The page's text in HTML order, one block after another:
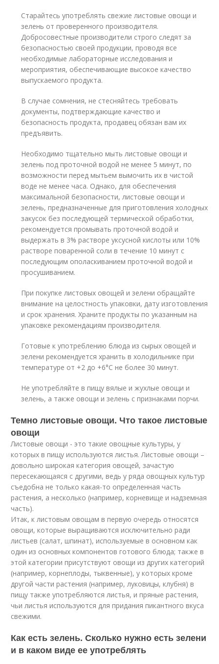
Старайтесь употреблять свежие листовые овощи и
зелень от проверенного производителя.
Добросовестные производители строго следят за
безопасностью своей продукции, проводя все
необходимые лабораторные исследования и
мероприятия, обеспечивающие высокое качество
выпускаемого продукта.
В случае сомнения, не стесняйтесь требовать
документы, подтверждающие качество и
безопасность продукта, продавец обязан вам их
предъявить.
Необходимо тщательно мыть листовые овощи и
зелень под проточной водой не менее 5 минут, по
возможности перед мытьем вымочить их в чистой
воде не менее часа. Однако, для обеспечения
максимальной безопасности, листовые овощи и
зелень, предназначенные для приготовления холодных
закусок без последующей термической обработки,
рекомендуется промывать проточной водой и
выдержать в 3% растворе уксусной кислоты или 10%
растворе поваренной соли в течение 10 минут с
последующим ополаскиванием проточной водой и
просушиванием.
При покупке листовых овощей и зелени обращайте
внимание на целостность упаковки, дату изготовления
и срок хранения. Храните продукты по указанным на
упаковке рекомендациям производителя.
Готовые к употреблению блюда из сырых овощей и
зелени рекомендуется хранить в холодильнике при
температуре от +2 до +6°С не более 30 минут.
Не употребляйте в пищу вялые и жухлые овощи и
зелень, а также овощи и зелень с признаками порчи.
Темно листовые овощи. Что такое листовые
овощи
Листовые овощи - это такие овощные культуры, у
которых в пищу используются листья. Листовые овощи –
довольно широкая категория овощей, зачастую
пересекающаяся с другими, ведь у ряда овощных культур
съедобна не только какая-то определенная часть
растения, а несколько (например, корневище и надземная
часть).
Итак, к листовым овощам в первую очередь относятся
овощи, которые выращиваются исключительно ради
листьев (салат, шпинат), используемые в основном как
один из основных компонентов готового блюда; также в
этой категории присутствуют овощи из других категорий
(например, корнеплоды, тыквенные), у которых кроме
другой части растения (например, луковицы, клубня) в
пищу также употребляются листья, и пряные растения,
чьи листья используются для придания пикантного вкуса
свежими.
Как есть зелень. Сколько нужно есть зелени
и в каком виде ее употреблять